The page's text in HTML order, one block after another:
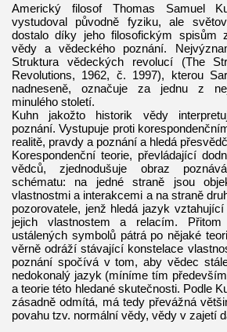
Americký filosof Thomas Samuel
vystudoval původně fyziku, ale
dostalo díky jeho filosofickým spisům
vědy a vědeckého poznání.
Struktura vědeckých revolucí (The
Revolutions, 1962, č. 1997), kterou
nadneseně, označuje za jednu z
minulého století.
Kuhn jakožto historik vědy
poznání. Vystupuje proti
realitě, pravdy a poznání a hledá
Korespondenční teorie, převládající
vědců, zjednodušuje obraz
schématu: na jedné straně jsou
vlastnostmi a interakcemi a na straně
pozorovatele, jenž hledá jazyk
jejich vlastnostem a relacím.
ustálených symbolů pátrá po nějaké
věrně odráží stávající konstelace
poznání spočívá v tom, aby vědec
nedokonalý jazyk (míníme tím
a teorie této hledané skutečnosti. Podle
zásadně odmítá, má tedy převážná
povahu tzv. normální vědy, vědy v zajetí